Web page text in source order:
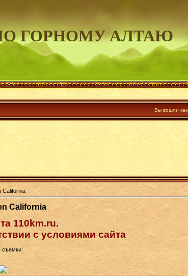
ГОРНОМУ АЛТАЮ
Вы вошли как
California
California
110km.ru.
с условиями сайта
съемки: